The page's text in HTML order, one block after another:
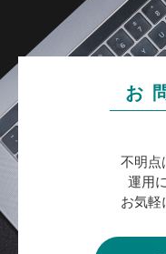
お
不明点
運用
お気軽